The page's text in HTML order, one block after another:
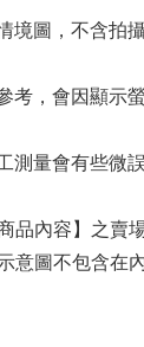
境圖，不含拍
考，會因顯示
量會有些微
品內容】之賣
意圖不包含在